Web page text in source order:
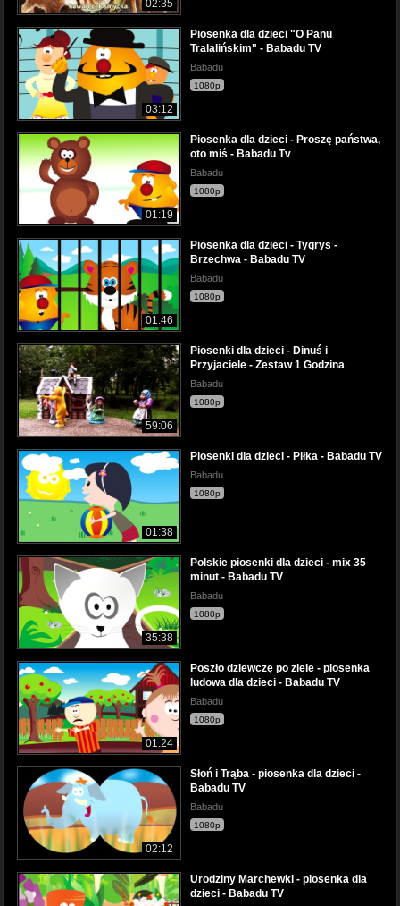
02:35
03:12
Piosenka dla dzieci "O Panu
Tralalińskim" - Babadu TV
Babadu
1080p
01:19
Piosenka dla dzieci - Proszę państwa,
oto miś - Babadu Tv
Babadu
1080p
01:46
Piosenka dla dzieci - Tygrys -
Brzechwa - Babadu TV
Babadu
1080p
59:06
Piosenki dla dzieci - Dinuś i
Przyjaciele - Zestaw 1 Godzina
Babadu
1080p
01:38
Piosenki dla dzieci - Piłka - Babadu TV
Babadu
1080p
35:38
Polskie piosenki dla dzieci - mix 35
minut - Babadu TV
Babadu
1080p
01:24
Poszło dziewczę po ziele - piosenka
ludowa dla dzieci - Babadu TV
Babadu
1080p
02:12
Słoń i Trąba - piosenka dla dzieci -
Babadu TV
Babadu
1080p
Urodziny Marchewki - piosenka dla
dzieci - Babadu TV